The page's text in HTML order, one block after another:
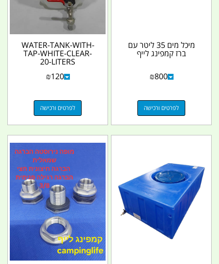
מיכל מים 35 ליטר עם
ברז קמפינג לייף
₪800
לפרטים ורכישה
WATER-TANK-WITH-
TAP-WHITE-CLEAR-
20-LITERS
₪120
לפרטים ורכישה